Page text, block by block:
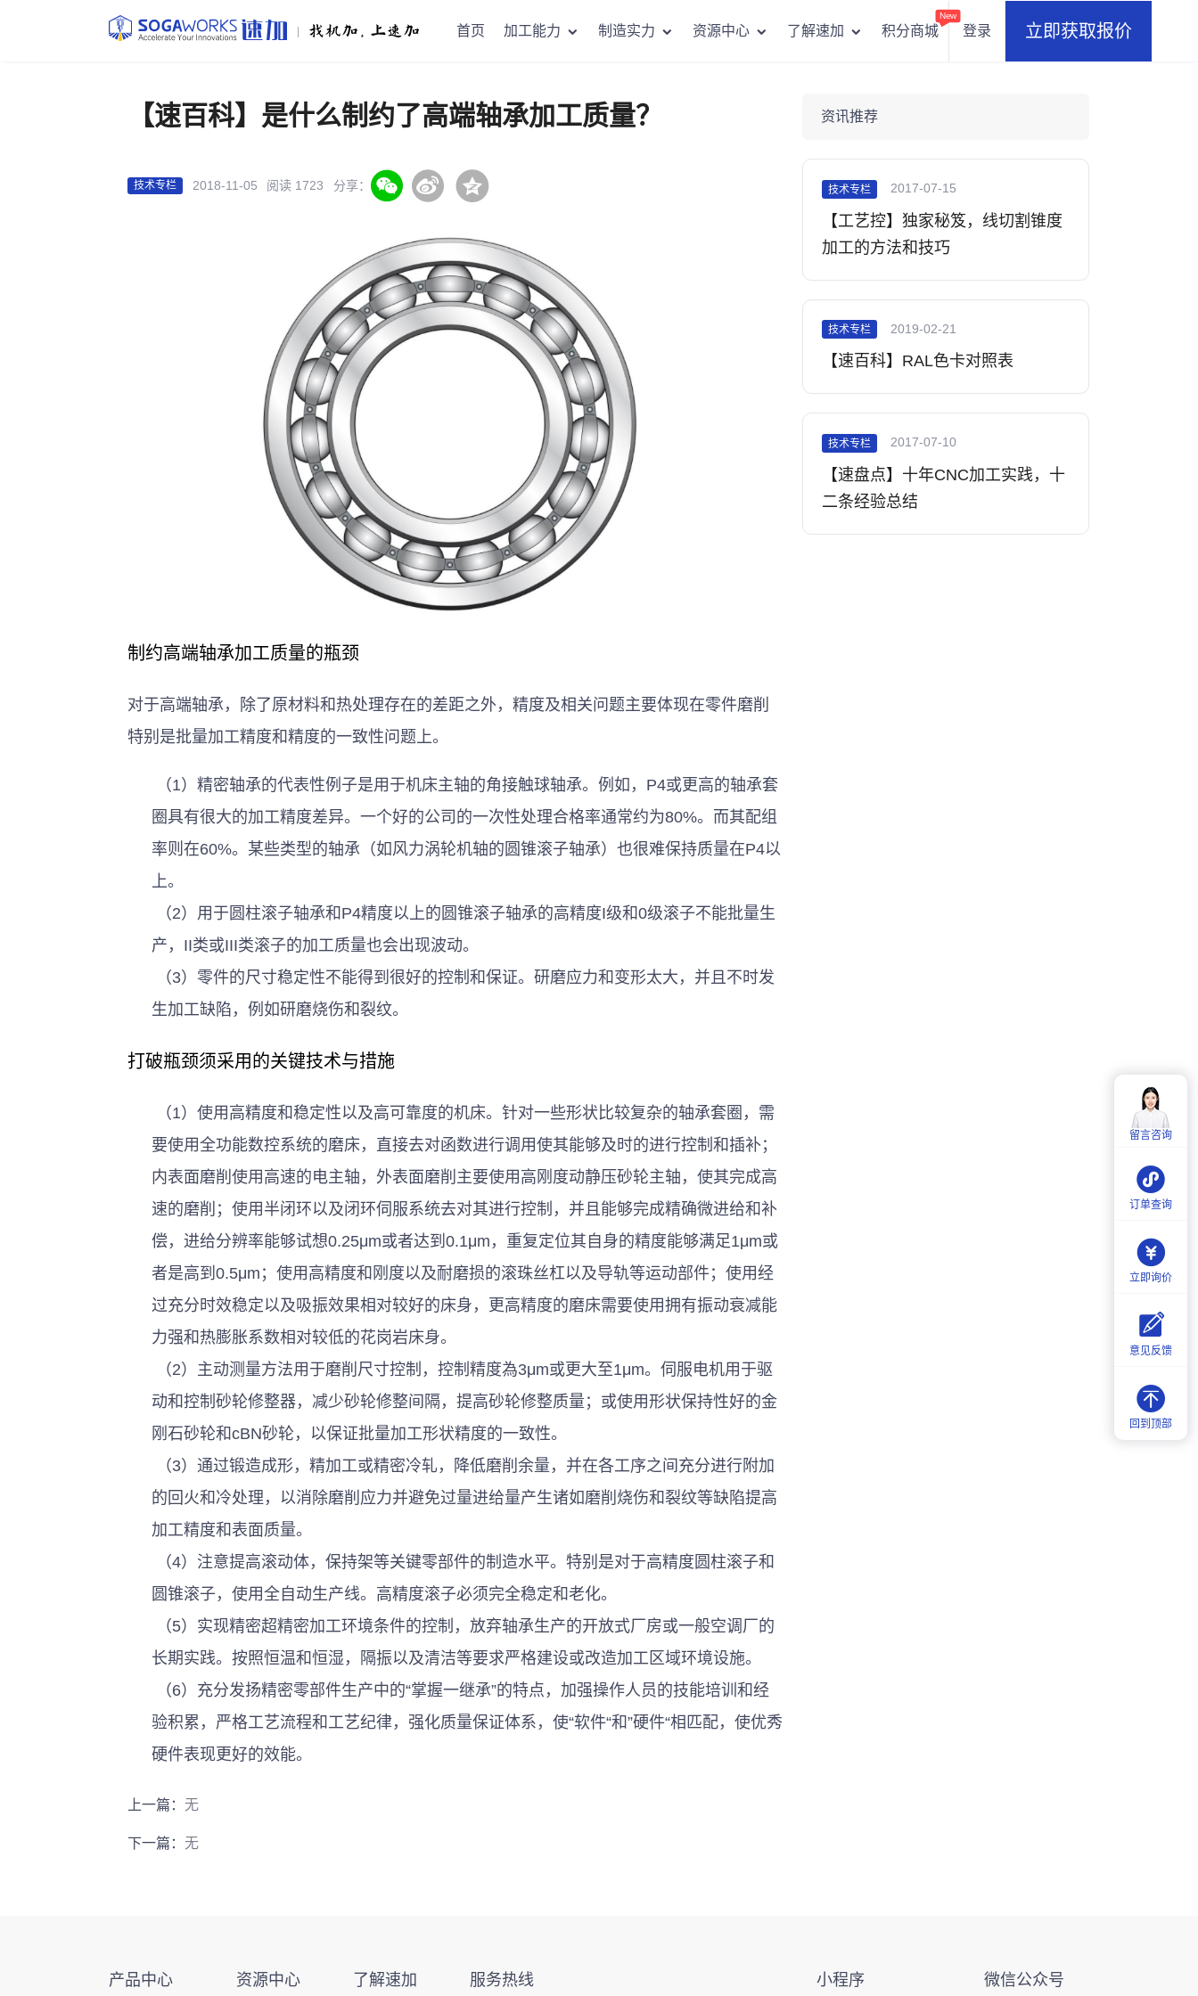
首页 加工能力 制造实力 资源中心 了解速加 积分商城
New
登录 立即获取报价
留言咨询
订单查询
立即询价
意见反馈
回到顶部
【速百科】是什么制约了高端轴承加工质量？
技术专栏 2018-11-05 阅读 1723 分享：
制约高端轴承加工质量的瓶颈
对于高端轴承，除了原材料和热处理存在的差距之外，精度及相关问题主要体现在零件磨削
特别是批量加工精度和精度的一致性问题上。
圈具有很大的加工精度差异。一个好的公司的一次性处理合格率通常约为80%。而其配组
率则在60%。某些类型的轴承（如风力涡轮机轴的圆锥滚子轴承）也很难保持质量在P4以
上。
产，II类或III类滚子的加工质量也会出现波动。
生加工缺陷，例如研磨烧伤和裂纹。
打破瓶颈须采用的关键技术与措施
要使用全功能数控系统的磨床，直接去对函数进行调用使其能够及时的进行控制和插补；
内表面磨削使用高速的电主轴，外表面磨削主要使用高刚度动静压砂轮主轴，使其完成高
速的磨削；使用半闭环以及闭环伺服系统去对其进行控制，并且能够完成精确微进给和补
偿，进给分辨率能够试想0.25μm或者达到0.1μm，重复定位其自身的精度能够满足1μm或
者是高到0.5μm；使用高精度和刚度以及耐磨损的滚珠丝杠以及导轨等运动部件；使用经
过充分时效稳定以及吸振效果相对较好的床身，更高精度的磨床需要使用拥有振动衰减能
力强和热膨胀系数相对较低的花岗岩床身。
动和控制砂轮修整器，减少砂轮修整间隔，提高砂轮修整质量；或使用形状保持性好的金
刚石砂轮和cBN砂轮，以保证批量加工形状精度的一致性。
的回火和冷处理，以消除磨削应力并避免过量进给量产生诸如磨削烧伤和裂纹等缺陷提高
加工精度和表面质量。
圆锥滚子，使用全自动生产线。高精度滚子必须完全稳定和老化。
长期实践。按照恒温和恒湿，隔振以及清洁等要求严格建设或改造加工区域环境设施。
验积累，严格工艺流程和工艺纪律，强化质量保证体系，使“软件“和”硬件“相匹配，使优秀
硬件表现更好的效能。
上一篇： 无
下一篇： 无
资讯推荐
技术专栏 2017-07-15
【工艺控】独家秘笈，线切割锥度
加工的方法和技巧
技术专栏 2019-02-21
【速百科】RAL色卡对照表
技术专栏 2017-07-10
【速盘点】十年CNC加工实践，十
二条经验总结
产品中心 资源中心 了解速加 服务热线 小程序 微信公众号